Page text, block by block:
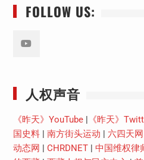
FOLLOW US:
人权声音
《昨天》YouTube| 《昨天》
国史料| 南方街头运动 六四天网
动态网
CHRDNET| 中国维权律